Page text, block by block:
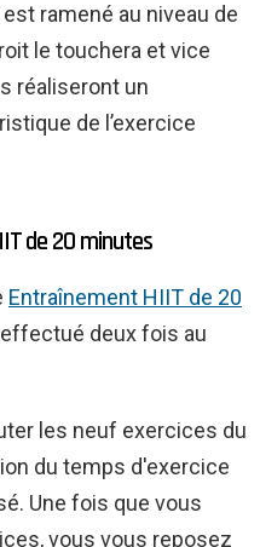
ramené au niveau de
le touchera et vice
réaliseront un
de l’exercice
de 20 minutes
Entraînement HIIT de 20
deux fois au
les neuf exercices du
du temps d'exercice
Une fois que vous
vous vous reposez